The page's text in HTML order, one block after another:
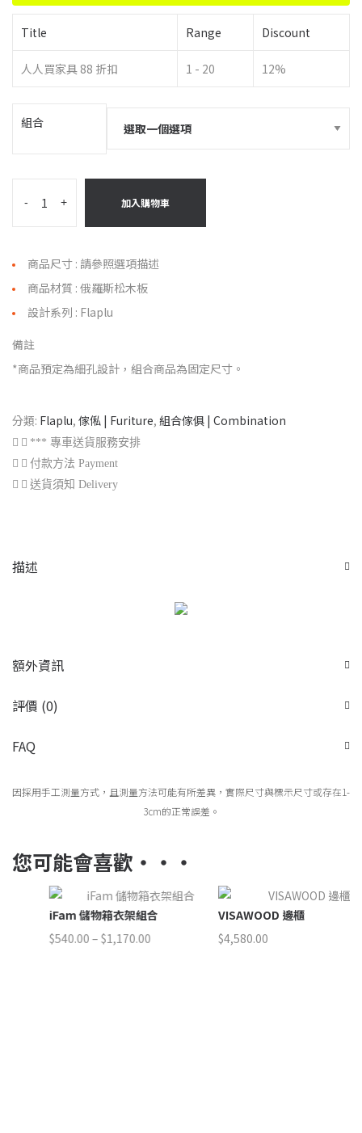
Title Range Discount
人人買家具 88 折扣 1 - 20 12%
組合
- + 加入購物車
商品尺寸 : 請參照選項描述
商品材質 : 俄羅斯松木板
設計系列 : Flaplu
備註
*商品預定為細孔設計，組合商品為固定尺寸。
分類: Flaplu, 傢俬 | Furiture, 組合傢俱 | Combination
*** 專車送貨服務安排
付款方法 Payment
送貨須知 Delivery
描述
額外資訊
評價 (0)
FAQ
因採用手工測量方式，且測量方法可能有所差異，實際尺寸與標示尺寸或存在1-
3cm的正常誤差。
您可能會喜歡‧‧‧
iFam 儲物箱衣架組合
540.00–$1,170.00價
VISAWOOD 邊櫃
4,580.00